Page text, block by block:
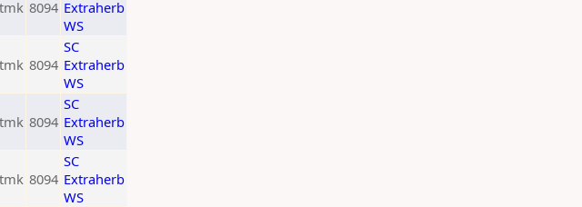
8094 Extraherb
WS
8094
SC
Extraherb
WS
8094
SC
Extraherb
WS
8094
SC
Extraherb
WS